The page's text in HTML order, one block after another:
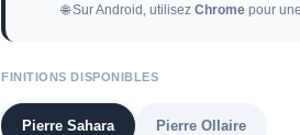
🌐 Sur Android, utilisez Chrome pour
FINITIONS DISPONIBLES
Pierre Sahara Pierre Ollaire